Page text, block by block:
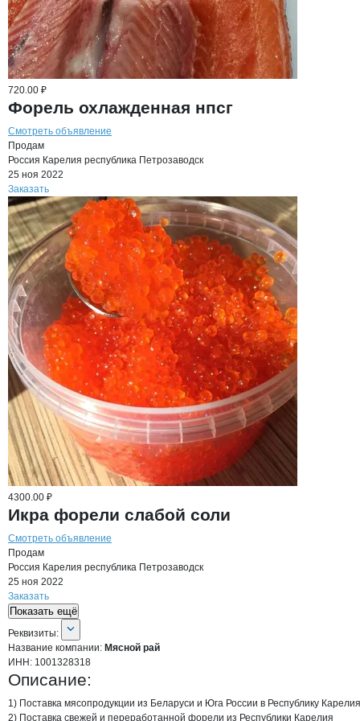
720.00 ₽
Форель охлажденная нпсг
Смотреть объявление
Продам
Россия Карелия республика Петрозаводск
25 ноя 2022
Заказать
4300.00 ₽
Икра форели слабой соли
Смотреть объявление
Продам
Россия Карелия республика Петрозаводск
25 ноя 2022
Заказать
Показать ещё
О компании
Реквизиты
Реквизиты:
Название компании: Мясной рай
ИНН: 1001328318
Описание:
1) Поставка мясопродукции из Беларуси и Юга России в Республику
2) Поставка свежей и переработанной форели из Республики Карелия